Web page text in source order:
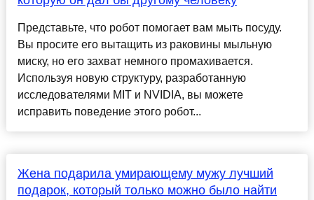
Представьте, что робот помогает вам мыть посуду.
Вы просите его вытащить из раковины мыльную
миску, но его захват немного промахивается.
Используя новую структуру, разработанную
исследователями MIT и NVIDIA, вы можете
исправить поведение этого робот...
Жена подарила умирающему мужу лучший
подарок, который только можно было найти